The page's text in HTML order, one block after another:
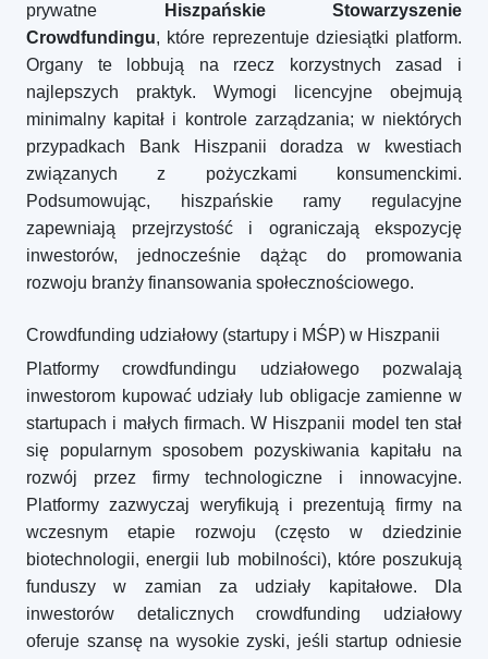
prywatne
Hiszpańskie Stowarzyszenie
Crowdfundingu, które reprezentuje dziesiątki platform.
Organy te lobbują na rzecz korzystnych zasad i
najlepszych praktyk. Wymogi licencyjne obejmują
minimalny kapitał i kontrole zarządzania; w niektórych
przypadkach Bank Hiszpanii doradza w kwestiach
związanych z pożyczkami konsumenckimi.
Podsumowując, hiszpańskie ramy regulacyjne
zapewniają przejrzystość i ograniczają ekspozycję
inwestorów, jednocześnie dążąc do promowania
rozwoju branży finansowania społecznościowego.
Crowdfunding udziałowy (startupy i MŚP) w Hiszpanii
Platformy crowdfundingu udziałowego pozwalają
inwestorom kupować udziały lub obligacje zamienne w
startupach i małych firmach. W Hiszpanii model ten stał
się popularnym sposobem pozyskiwania kapitału na
rozwój przez firmy technologiczne i innowacyjne.
Platformy zazwyczaj weryfikują i prezentują firmy na
wczesnym etapie rozwoju (często w dziedzinie
biotechnologii, energii lub mobilności), które poszukują
funduszy w zamian za udziały kapitałowe. Dla
inwestorów detalicznych crowdfunding udziałowy
oferuje szansę na wysokie zyski, jeśli startup odniesie